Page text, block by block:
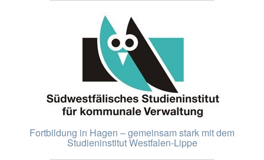
Fortbildung in Hagen – gemeinsam stark mit dem
Studieninstitut Westfalen-Lippe